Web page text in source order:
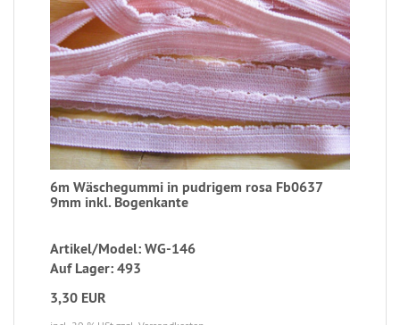
6m Wäschegummi in pudrigem rosa Fb0637
9mm inkl. Bogenkante
Artikel/Model: WG-146
Auf Lager: 493
3,30 EUR